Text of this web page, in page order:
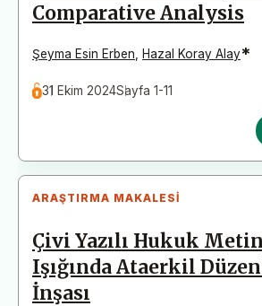
Comparative Analysis
Şeyma Esin Erben Hazal Koray Alay*
31 Ekim 2024Sayfa 1-11
ARAŞTIRMA MAKALESI
Çivi Yazılı Hukuk
Işığında Ataerkil
İnşası